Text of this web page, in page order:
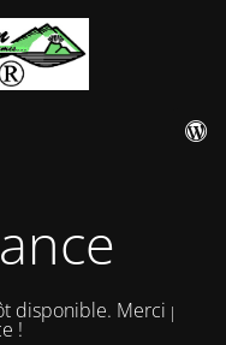
disponible. Merci pour
!